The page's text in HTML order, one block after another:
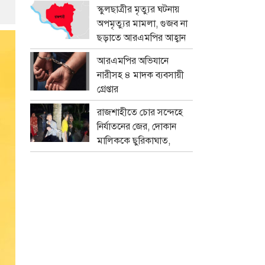
স্কুলছাত্রীর মৃত্যুর ঘটনায়
অপমৃত্যুর মামলা, গুজব না
ছড়াতে আরএমপির আহ্বান
আরএমপির অভিযানে
নারীসহ ৪ মাদক ব্যবসায়ী
গ্রেপ্তার
রাজশাহীতে চোর সন্দেহে
নির্যাতনের জের, দোকান
মালিককে ছুরিকাঘাত,
মামলা